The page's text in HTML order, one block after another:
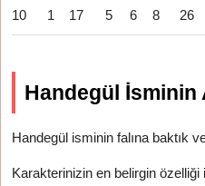
10 1 17 5 6 8 26
Handegül İsminin
Handegül isminin falına baktık
Karakterinizin en belirgin özelliği